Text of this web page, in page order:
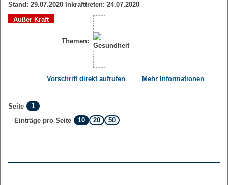
Stand: 29.07.2020 Inkrafttreten: 24.07.2020
Außer Kraft
Themen:
Vorschrift direkt aufrufen Mehr Informationen
Seite
1
Einträge pro Seite
10 20 50